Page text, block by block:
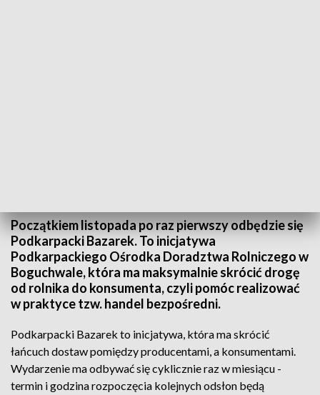
Początkiem listopada po raz pierwszy odbędzie się
Podkarpacki Bazarek. To inicjatywa
Podkarpackiego Ośrodka Doradztwa Rolniczego w
Boguchwale, która ma maksymalnie skrócić drogę
od rolnika do konsumenta, czyli pomóc realizować
w praktyce tzw. handel bezpośredni.
Podkarpacki Bazarek to inicjatywa, która ma skrócić
łańcuch dostaw pomiędzy producentami, a konsumentami.
Wydarzenie ma odbywać się cyklicznie raz w miesiącu -
termin i godzina rozpoczęcia kolejnych odsłon będą